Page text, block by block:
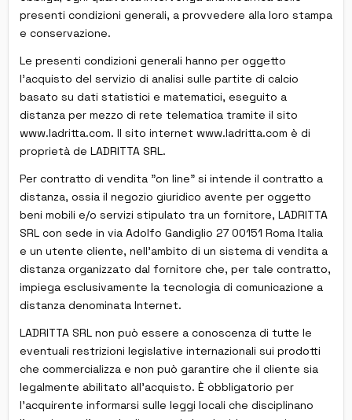
presenti condizioni generali, a provvedere alla loro stampa
e conservazione.
Le presenti condizioni generali hanno per oggetto
l'acquisto del servizio di analisi sulle partite di calcio
basato su dati statistici e matematici, eseguito a
distanza per mezzo di rete telematica tramite il sito
www.ladritta.com. Il sito internet www.ladritta.com è di
proprietà de LADRITTA SRL.
Per contratto di vendita "on line" si intende il contratto a
distanza, ossia il negozio giuridico avente per oggetto
beni mobili e/o servizi stipulato tra un fornitore, LADRITTA
SRL con sede in via Adolfo Gandiglio 27 00151 Roma Italia
e un utente cliente, nell'ambito di un sistema di vendita a
distanza organizzato dal fornitore che, per tale contratto,
impiega esclusivamente la tecnologia di comunicazione a
distanza denominata Internet.
LADRITTA SRL non può essere a conoscenza di tutte le
eventuali restrizioni legislative internazionali sui prodotti
che commercializza e non può garantire che il cliente sia
legalmente abilitato all'acquisto. È obbligatorio per
l'acquirente informarsi sulle leggi locali che disciplinano